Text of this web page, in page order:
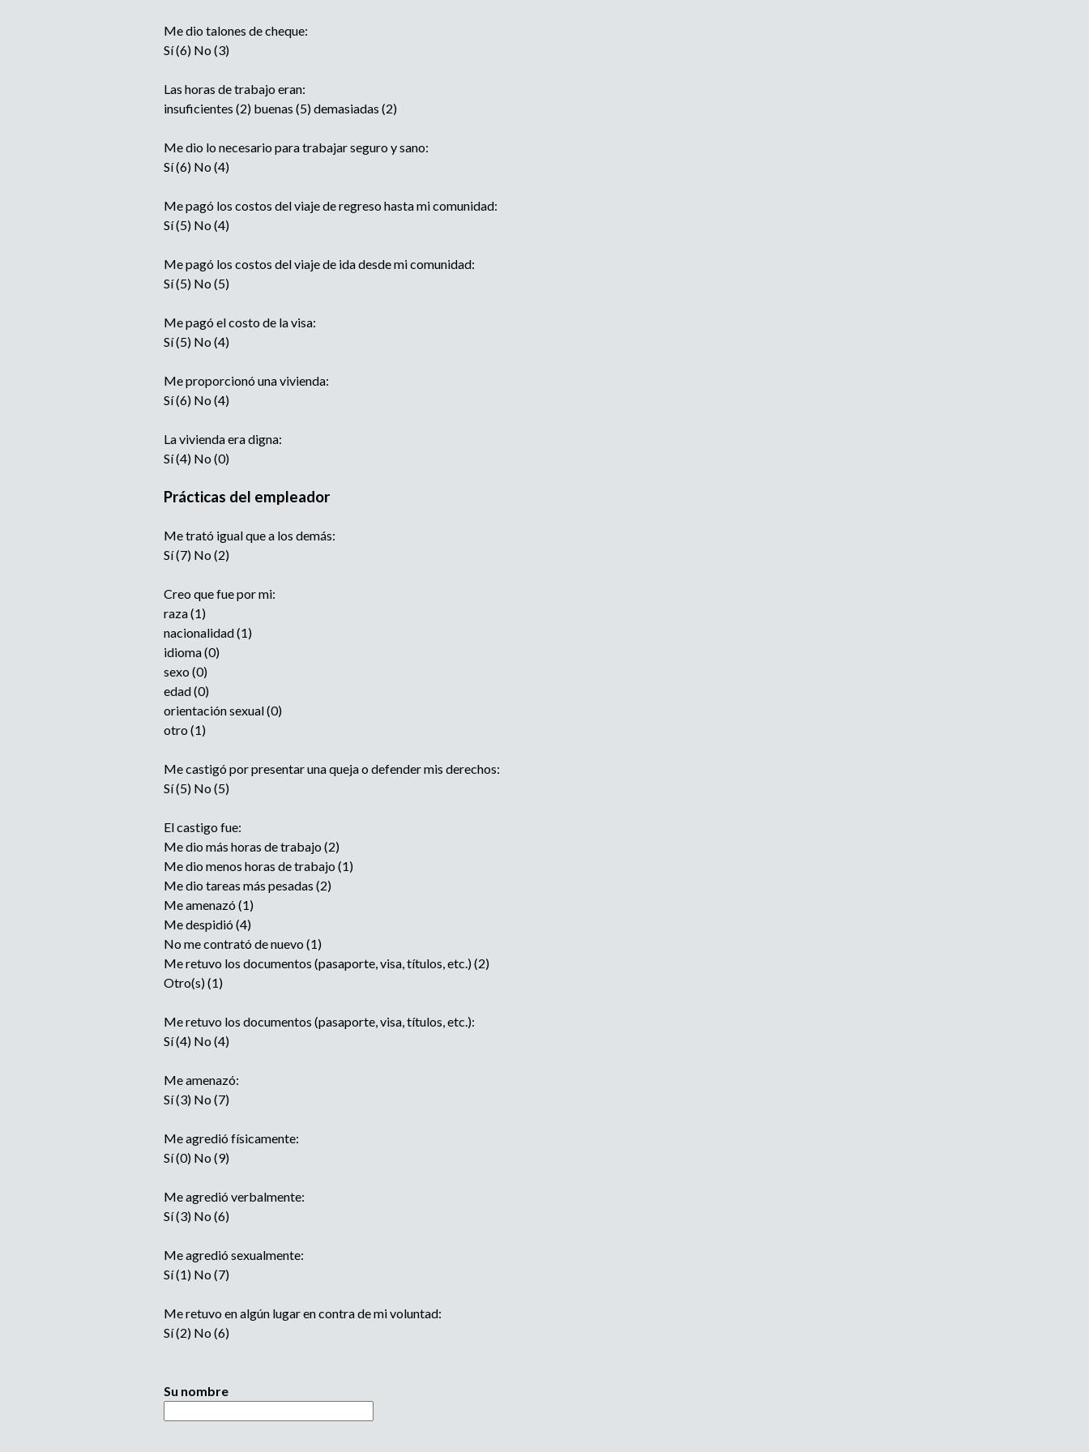
Me dio talones de cheque:
Sí (6) No (3)
Las horas de trabajo eran:
insuficientes (2) buenas (5) demasiadas (2)
Me dio lo necesario para trabajar seguro y sano:
Sí (6) No (4)
Me pagó los costos del viaje de regreso hasta mi comunidad:
Sí (5) No (4)
Me pagó los costos del viaje de ida desde mi comunidad:
Sí (5) No (5)
Me pagó el costo de la visa:
Sí (5) No (4)
Me proporcionó una vivienda:
Sí (6) No (4)
La vivienda era digna:
Sí (4) No (0)
Prácticas del empleador
Me trató igual que a los demás:
Sí (7) No (2)
Creo que fue por mi:
raza (1)
nacionalidad (1)
idioma (0)
sexo (0)
edad (0)
orientación sexual (0)
otro (1)
Me castigó por presentar una queja o defender mis derechos:
Sí (5) No (5)
El castigo fue:
Me dio más horas de trabajo (2)
Me dio menos horas de trabajo (1)
Me dio tareas más pesadas (2)
Me amenazó (1)
Me despidió (4)
No me contrató de nuevo (1)
Me retuvo los documentos (pasaporte, visa, títulos, etc.) (2)
Otro(s) (1)
Me retuvo los documentos (pasaporte, visa, títulos, etc.):
Sí (4) No (4)
Me amenazó:
Sí (3) No (7)
Me agredió físicamente:
Sí (0) No (9)
Me agredió verbalmente:
Sí (3) No (6)
Me agredió sexualmente:
Sí (1) No (7)
Me retuvo en algún lugar en contra de mi voluntad:
Sí (2) No (6)
Su nombre